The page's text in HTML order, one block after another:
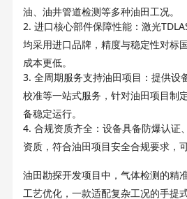
油、油井管道检测等多种油田工况。
2. 进口核心部件保障性能：激光
均采用进口品牌，精度与稳定性对标
成本更低。
3. 全周期服务支持油田项目：提供设
校准等一站式服务，针对油田项目制
备稳定运行。
4. 合规资质齐全：设备具备防爆认证、
资质，符合油田项目安全合规要求，
油田勘探开发项目中，气体检测的精
工艺优化，一款适配复杂工况的手提